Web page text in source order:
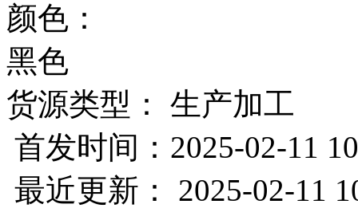
颜色：
黑色
货源类型： 生产加工
首发时间：2025-02-11
最近更新： 2025-02-11